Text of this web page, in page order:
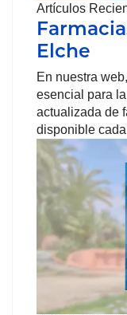
Artículos
Elche
En nuestra
esencial para la
actualizada de
disponible